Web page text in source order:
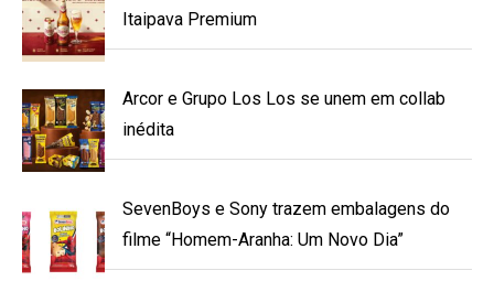
Itaipava Premium
Arcor e Grupo Los Los se unem em collab
inédita
SevenBoys e Sony trazem embalagens do
filme “Homem-Aranha: Um Novo Dia”